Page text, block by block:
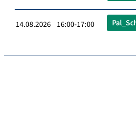
14.08.2026 16:00-17:00